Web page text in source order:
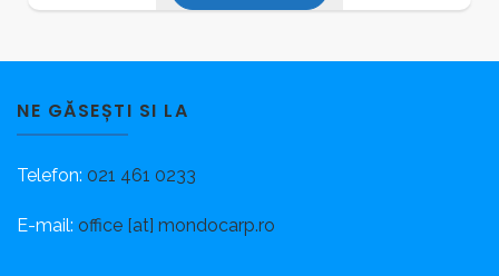
NE GĂSEȘTI SI LA
Telefon: 021 461 0233
E-mail: office [at] mondocarp.ro